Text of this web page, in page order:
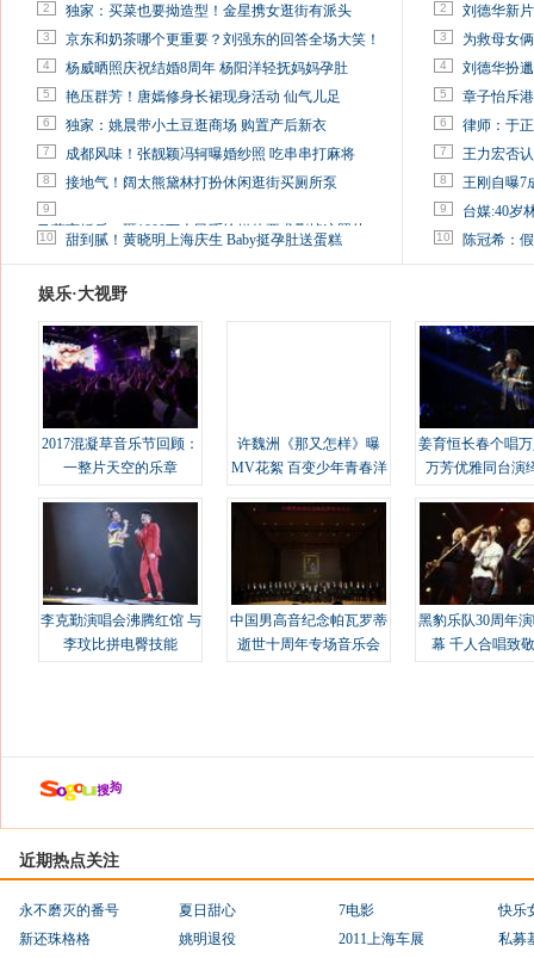
2 独家：买菜也要拗造型！金星携女逛街有派头
3 京东和奶茶哪个更重要？刘强东的回答全场大笑！
4 杨威晒照庆祝结婚8周年 杨阳洋轻抚妈妈孕肚
5 艳压群芳！唐嫣修身长裙现身活动 仙气儿足
6 独家：姚晨带小土豆逛商场 购置产后新衣
7 成都风味！张靓颖冯轲曝婚纱照 吃串串打麻将
8 接地气！阔太熊黛林打扮休闲逛街买厕所泵
9
马蓉离婚后，砸1000万人民币给媒体要求删掉这照片
10 甜到腻！黄晓明上海庆生 Baby挺孕肚送蛋糕
2 刘德华新
3 为救母女
4 刘德华扮
5 章子怡斥
6 律师：于
7 王力宏否
8 王刚自曝7
9 台媒:40岁
10 陈冠希：
娱乐·大视野
2017混凝草音乐节回顾：
一整片天空的乐章
许魏洲《那又怎样》曝
MV花絮 百变少年青春洋
姜育恒长春个唱
万芳优雅同台演
李克勤演唱会沸腾红馆 与
李玟比拼电臀技能
中国男高音纪念帕瓦罗蒂
逝世十周年专场音乐会
黑豹乐队30周年
幕 千人合唱致
近期热点关注
永不磨灭的番号 夏日甜心 7电影
快乐
新还珠格格
姚明退役 2011上海车展
私募